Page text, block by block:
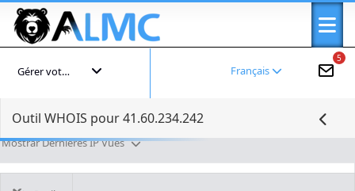
5
Français
Gérer votre compte
Outil WHOIS pour 41.60.234.242
Mostrar Dernières IP Vues